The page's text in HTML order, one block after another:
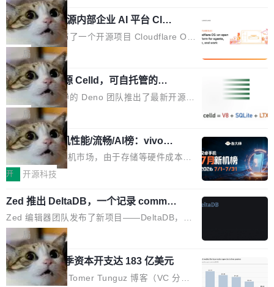
鲜——代数数据类型（ADT），尤其是和类型
（sum type）。但他说清楚了一件事：这不是类
型系统的学术体操，是日常编码的思维方式。 文
章从一个简单的例子切入。一个网站的深色主题
设置，如果用布尔值 + 可空字段来表示——bool
ean 表示是否可切换，nullable 的默认模式、浅
色方案、深色方案——会产生大量无意义的组
合。方案缺了、配置冲突了、全 null 了。要知道
哪些组合有效，作者说，你得靠"文档、校验、或
者部落知识"。 换个写法。Rust 的 enum，两个
变体：Switchable...
Cloudflare 开源内部企业 AI 平台 Clou
dflare OS
Cloudflare 发布了一个开源项目 Cloudflare O
S。如果你只看官方博客，你会觉得这是又一
个"AI 知识库 + 聊天机器人"——每个大厂都在
做，没什么新鲜的。 但 Kenton Varda 在 Twitte
r 上把事情说清楚了： 今天我们发布了 Cloudfla
re OS，一个带连接器的聊天机器人，跟其他所
有科技公司做的一样。只不过，实际上它不一
样。这是 Sandstorm.io 的重制版，我十年前的
那个创业公司。不同的是，这次它构建在 Cloudf
lare Workers 上——我花了九年时间搭建的平台
——并且深度集成了 AI。这基本上是我十年秘密
计划的顶峰。 十年前，Ken...
局
Deno 团队开源 Celld，可自托管的分
布式 Durable Objects
Ryan Dahl 领导的 Deno 团队推出了最新开源项
目 Celld，一个能在自己机器上运行 Cloudflare
Workers 和 Durable Objects 的守护进程。 设
计思路很直接：每个对象是一个独立的 SQLite
数据库，按名称寻址，复制到你自己的 S3 兼容
存储库里。节点之间只通过这个存储库协调——
个小型数据库，应用天然按分片构建，单个数据
库的竞争和爆炸半径问题在设计层面就被消除
了。 闲置的 cell 会休眠到几乎不占资源。当 cel
l 迁移或唤醒时，新宿主从 S3 恢复 SQLite 数据
库继续执行。存储库是持久化的唯一真相...
局
鲁大师7月新机性能/流畅/AI榜：vivo夺
性能、流畅双第一，三星Galaxy Z系列
新折叠缺席
2026年7月的手机市场，由于存储等硬件成本暴
增，手机厂商的日子也不好过啊，新机速度明显
高价的三星折叠（三星Galaxy Z Fold8 Ultra / Z
Fold8 / Z Flip8）外，其余要么是中低端机器，
例如iQOO Z11i、REDMI Note 17、REDMI No
te 17 Pro、OPPO K15，要么是vivo X300 E这
样的次旗舰。 Galaxy Z Fold8 Ultra / Z Fold8 /
Z Flip8三款折叠屏新机均在7月22日发布，且全
开 开源科技
Zed 推出 DeltaDB，一个记录 commit
之间所有操作的版本控制系统
Zed 编辑器团队发布了新项目——DeltaDB，一
个在 git commit 之间记录每一次编辑操作的版
本控制系统。目前处于 Early Access 阶段。 De
ltaDB 的核心思路直接写在 landing page 最显
眼的位置：「Software is made between com
局
SpaceXAI 单季资本开支达 183 亿美元
根据风险投资人Tomer Tunguz 博客（VC 分